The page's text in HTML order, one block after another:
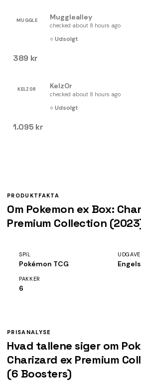
MUGGLE Mugglealley
checked about 8 hours ago
○ Udsolgt
389 kr
KELZ0R Kelz0r
checked about 8 hours ago
○ Udsolgt
1.095 kr
PRODUKTFAKTA
Om Pokemon ex Box:
Premium Collection
SPIL
Pokémon TCG
UDGAVE
PAKKER
6
PRISANALYSE
Hvad tallene siger om
Charizard ex Premium
(6 Boosters)